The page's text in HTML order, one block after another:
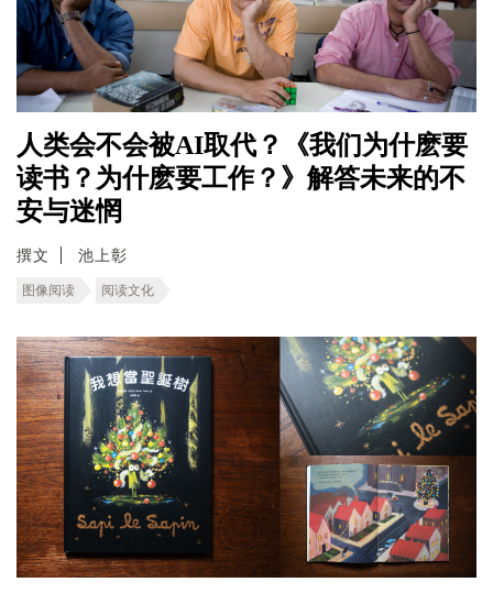
人类会不会被AI取代？《我们为什麽要
读书？为什麽要工作？》解答未来的不
安与迷惘
撰文 池上彰
图像阅读 阅读文化